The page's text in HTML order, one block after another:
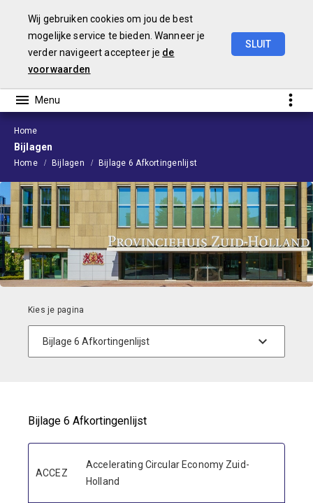
Wij gebruiken cookies om jou de best
mogelijke service te bieden. Wanneer je
verder navigeert accepteer je de
voorwaarden
SLUIT
Home
Bijlagen
Home Bijlagen Bijlage 6 Afkortingenlijst
Bijlage 6 Afkortingenlijst
ACCEZ
Accelerating Circular Economy Zuid-
Holland